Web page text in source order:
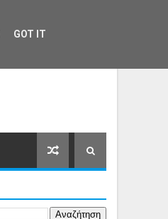
GOT IT